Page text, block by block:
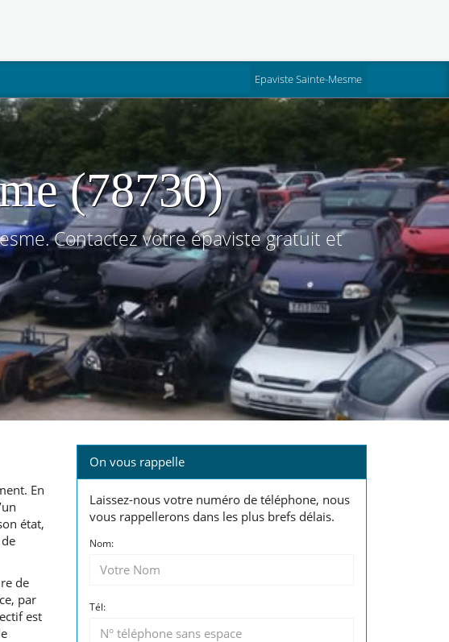
Epaviste Sainte-Mesme
(78730)
Contactez votre épaviste gratuit et
En
état,
de
par
est
On vous rappelle
Laissez-nous votre numéro de téléphone, nous
vous rappellerons dans les plus brefs délais.
Nom:
Tél: